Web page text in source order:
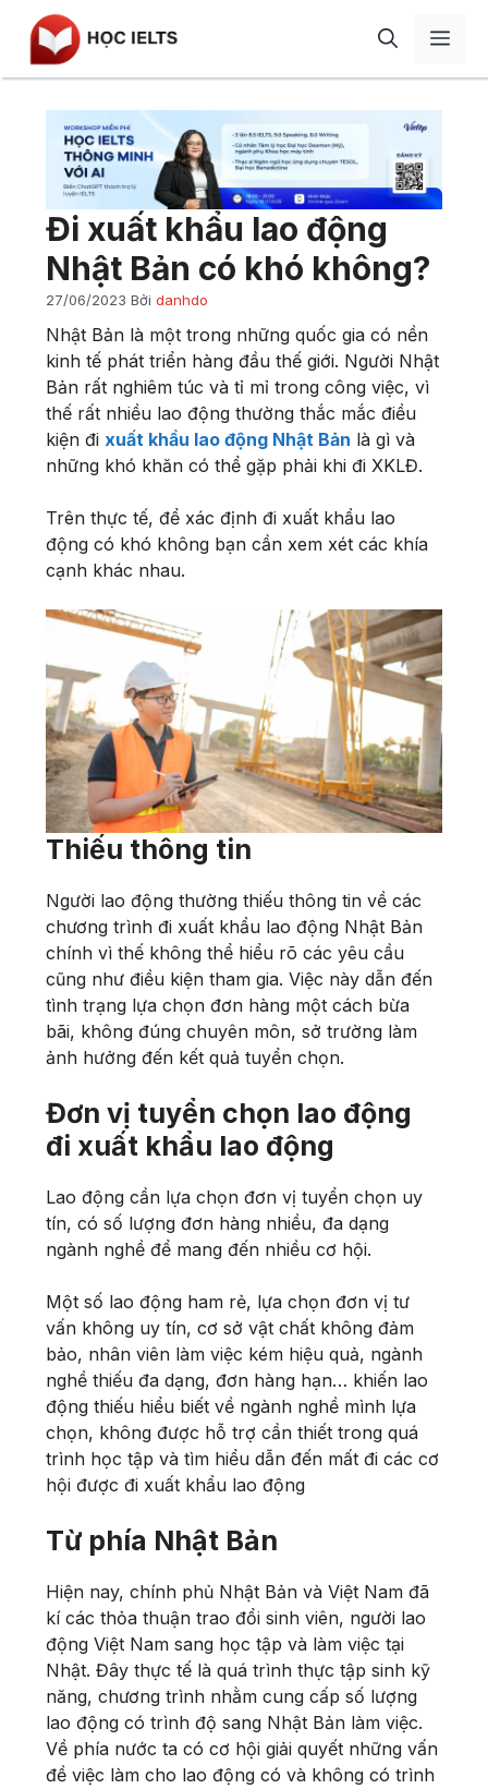
Chuyển
đến
Học IELTS
IELTS Speaking
IELTS Writing
IELTS Listening
IELTS Reading
Từ vựng
Ngữ pháp
Tài liệu
Blog
Review
Liên hệ
Đi xuất khẩu lao động
Nhật Bản có khó không?
27/06/2023 Bởi danhdo
Nhật Bản là một trong những quốc gia có nền
kinh tế phát triển hàng đầu thế giới. Người Nhật
Bản rất nghiêm túc và tỉ mỉ trong công việc, vì
thế rất nhiều lao động thường thắc mắc điều
kiện đi xuất khẩu lao động Nhật Bản là gì và
những khó khăn có thể gặp phải khi đi XKLĐ.
Trên thực tế, để xác định đi xuất khẩu lao
động có khó không bạn cần xem xét các khía
cạnh khác nhau.
Thiếu thông tin
Người lao động thường thiếu thông tin về các
chương trình đi xuất khẩu lao động Nhật Bản
chính vì thế không thể hiểu rõ các yêu cầu
cũng như điều kiện tham gia. Việc này dẫn đến
tình trạng lựa chọn đơn hàng một cách bừa
bãi, không đúng chuyên môn, sở trường làm
ảnh hưởng đến kết quả tuyển chọn.
Đơn vị tuyển chọn lao động
đi xuất khẩu lao động
Lao động cần lựa chọn đơn vị tuyển chọn uy
tín, có số lượng đơn hàng nhiều, đa dạng
ngành nghề để mang đến nhiều cơ hội.
Một số lao động ham rẻ, lựa chọn đơn vị tư
vấn không uy tín, cơ sở vật chất không đảm
bảo, nhân viên làm việc kém hiệu quả, ngành
nghề thiếu đa dạng, đơn hàng hạn… khiến lao
động thiếu hiểu biết về ngành nghề mình lựa
chọn, không được hỗ trợ cần thiết trong quá
trình học tập và tìm hiểu dẫn đến mất đi các cơ
hội được đi xuất khẩu lao động
Từ phía Nhật Bản
Hiện nay, chính phủ Nhật Bản và Việt Nam đã
kí các thỏa thuận trao đổi sinh viên, người lao
động Việt Nam sang học tập và làm việc tại
Nhật. Đây thực tế là quá trình thực tập sinh kỹ
năng, chương trình nhằm cung cấp số lượng
lao động có trình độ sang Nhật Bản làm việc.
Về phía nước ta có cơ hội giải quyết những vấn
đề việc làm cho lao động có và không có trình